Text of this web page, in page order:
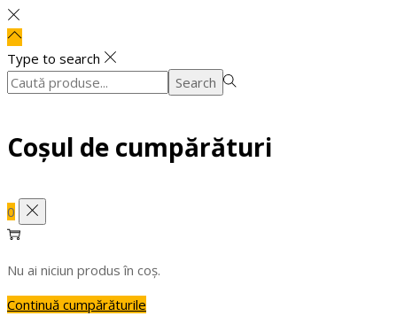
Type to search
Search
for:>
Search
Coșul de cumpărături
0
Nu ai niciun produs în coș.
Continuă cumpărăturile